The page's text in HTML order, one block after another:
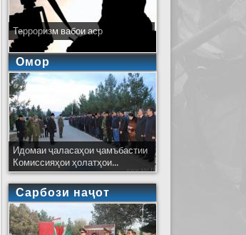
Терроризм вабои аср
Омор
Идомаи ҷаласаҳои ҷамъбастии
Комиссияҳои ҳолатҳои...
Сарбози наҷот